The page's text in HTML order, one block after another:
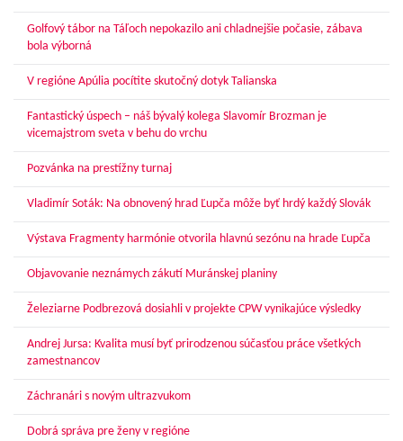
Golfový tábor na Táľoch nepokazilo ani chladnejšie počasie, zábava
bola výborná
V regióne Apúlia pocítite skutočný dotyk Talianska
Fantastický úspech – náš bývalý kolega Slavomír Brozman je
vicemajstrom sveta v behu do vrchu
Pozvánka na prestížny turnaj
Vladimír Soták: Na obnovený hrad Ľupča môže byť hrdý každý Slovák
Výstava Fragmenty harmónie otvorila hlavnú sezónu na hrade Ľupča
Objavovanie neznámych zákutí Muránskej planiny
Železiarne Podbrezová dosiahli v projekte CPW vynikajúce výsledky
Andrej Jursa: Kvalita musí byť prirodzenou súčasťou práce všetkých
zamestnancov
Záchranári s novým ultrazvukom
Dobrá správa pre ženy v regióne